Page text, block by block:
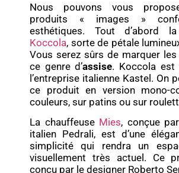
Nous pouvons vous
produits « images »
esthétiques. Tout d’abord
Koccola, sorte de pétale
Vous serez sûrs de marquer
ce genre d’assise. Koccola est
l’entreprise italienne Kastel. On
ce produit en version mono-
couleurs, sur patins ou sur
La chauffeuse Mies, conçue
italien Pedrali, est d’une
simplicité qui rendra un
visuellement très actuel. Ce
conçu par le designer Roberto